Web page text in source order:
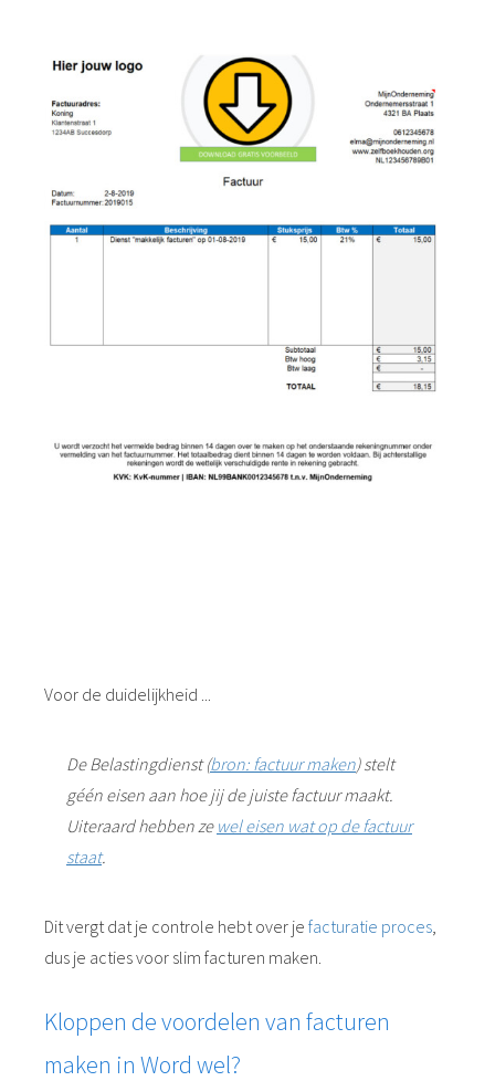
Voor de duidelijkheid ...
De Belastingdienst (bron: factuur maken) stelt
géén eisen aan hoe jij de juiste factuur maakt.
Uiteraard hebben ze wel eisen wat op de factuur
staat.
Dit vergt dat je controle hebt over je facturatie proces,
dus je acties voor slim facturen maken.
Kloppen de voordelen van facturen
maken in Word wel?